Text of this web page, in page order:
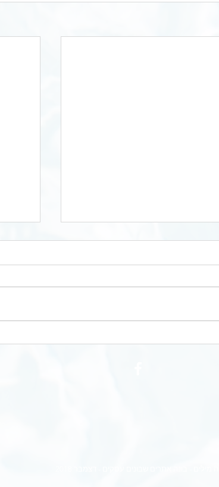
האם כדאי לשכור שירותי מייצג
בעלי עסקים קטנים רבים מתלבטים, האם